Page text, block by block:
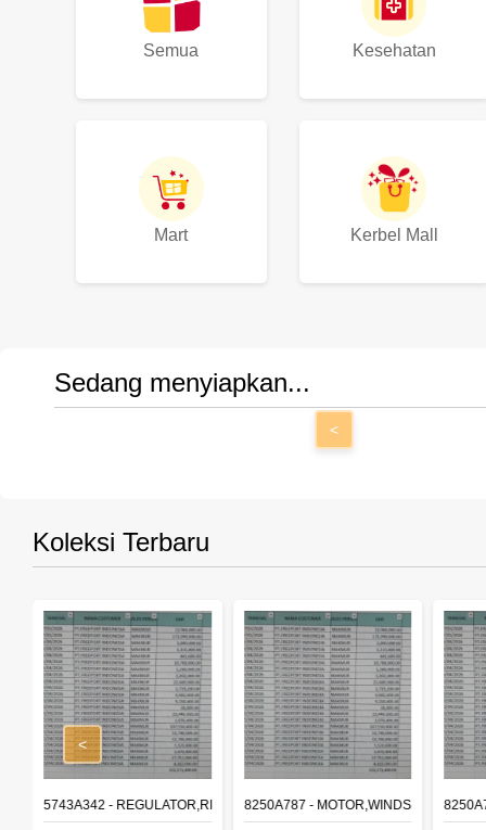
Semua Kesehatan
Mart Kerbel Mall
Sedang menyiapkan...
<
Koleksi Terbaru
DOOR WINDOW,LH
5743A342 - REGULATOR,RR DOOR WINDOW,RH8250A787 - MOTOR,WINDSHIELD
<